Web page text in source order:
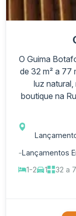
O Guima
de 32 m² a 77
luz
boutique na
-Lançamentos
1-2
1 32 a